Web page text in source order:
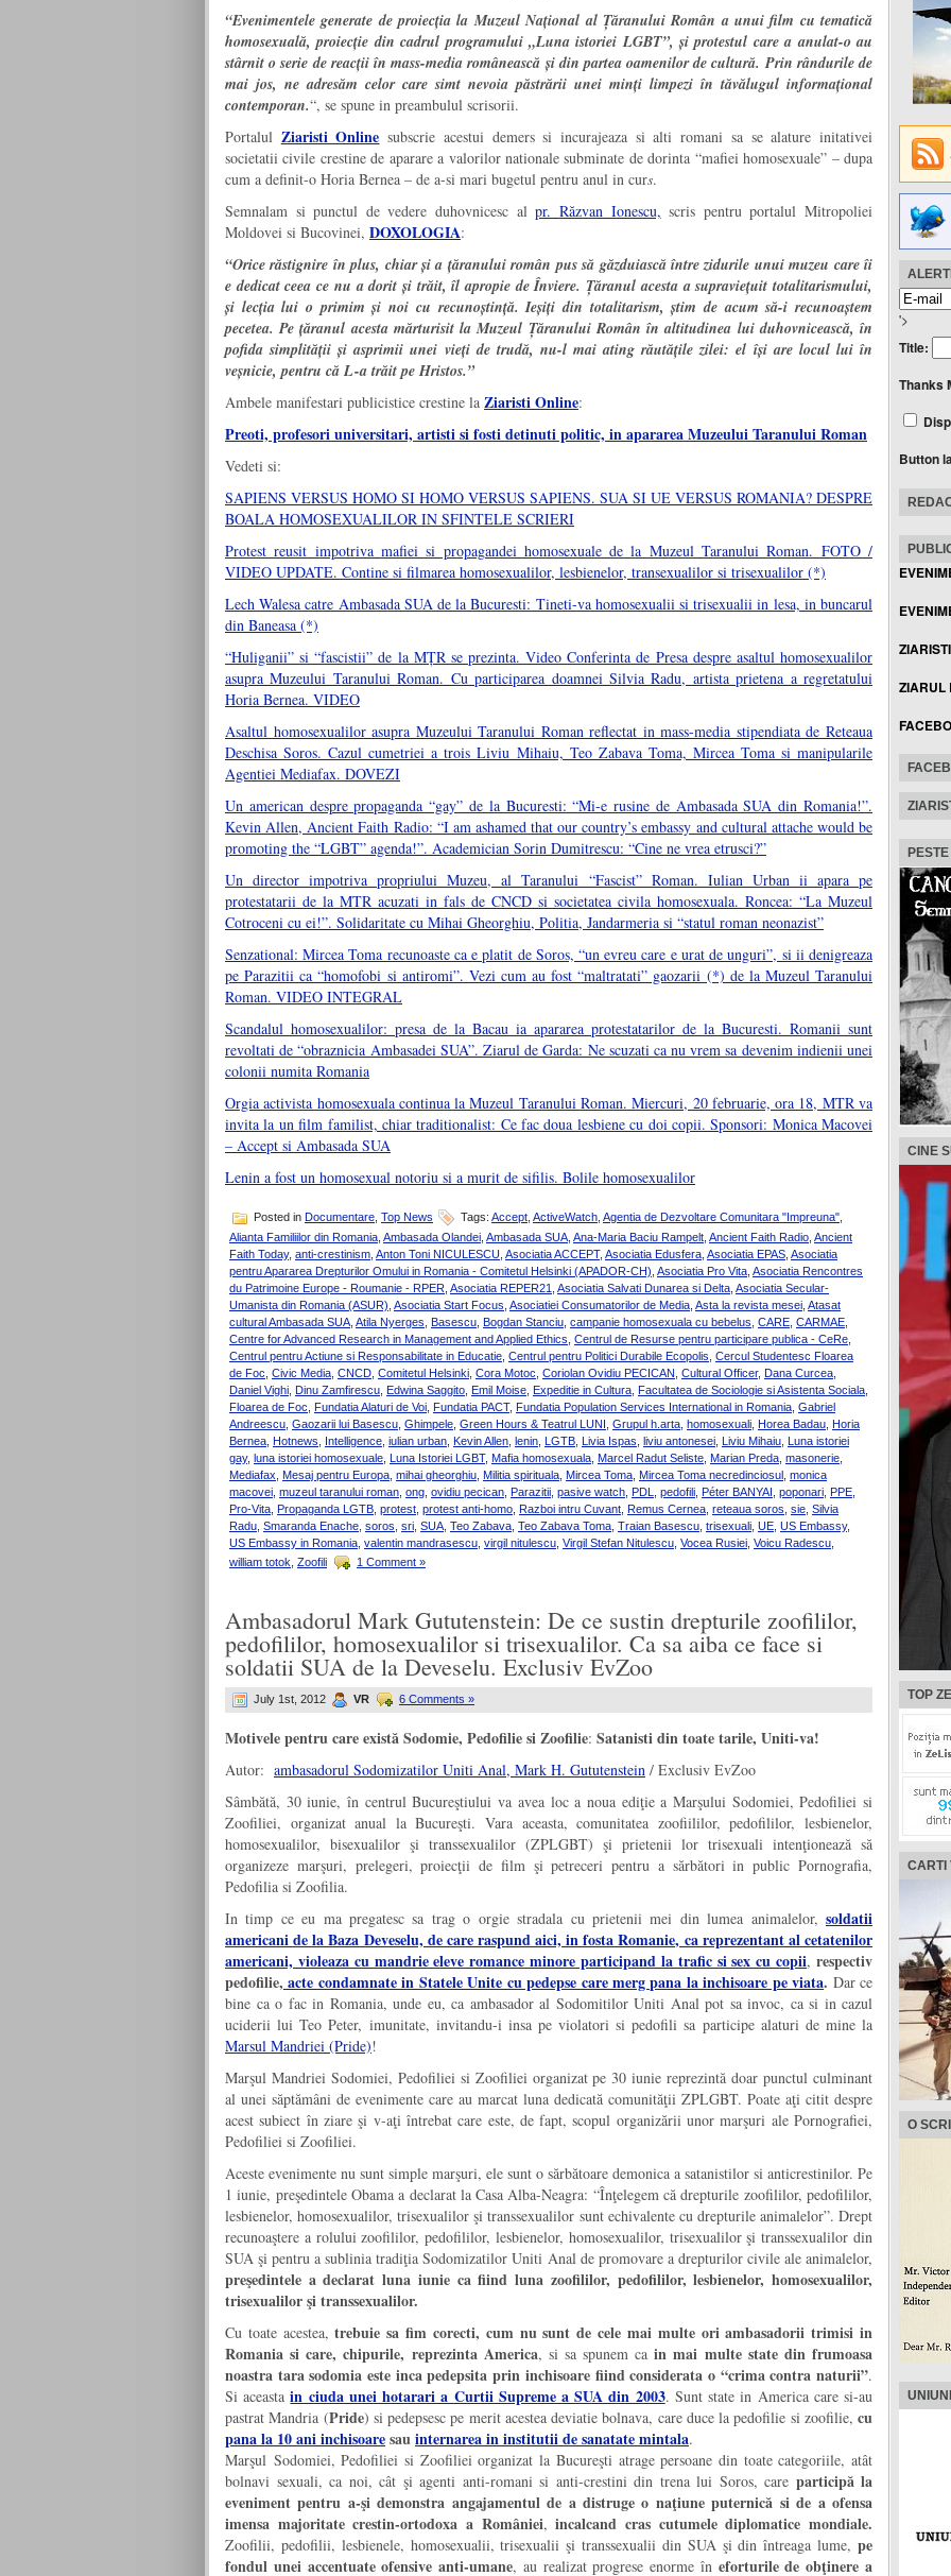
“Evenimentele generate de proiecția la Muzeul Național al Țăranului Român a unui film cu tematică
homosexuală, proiecție din cadrul programului„Luna istoriei LGBT”, și protestul care a anulat-o au
stârnit o serie de reacții în mass-media românească și din partea oamenilor de cultură. Prin rândurile de
mai jos, ne adresăm celor care simt nevoia păstrării unei minți limpezi în tăvălugul informațional
contemporan.“, se spune in preambulul scrisorii.
Portalul Ziaristi Online subscrie acestui demers si incurajeaza si alti romani sa se alature initativei
societatii civile crestine de aparare a valorilor nationale subminate de dorinta “mafiei homosexuale” – dupa
cum a definit-o Horia Bernea – de a-si mari bugetul pentru anul in curs.
Semnalam si punctul de vedere duhovnicesc alpr. Răzvan Ionescu, scris pentru portalul Mitropoliei
Moldovei si Bucovinei, DOXOLOGIA:
“Orice răstignire în plus, chiar și a țăranului român pus să găzduiască între zidurile unui muzeu care îi
e dedicat ceea ce nu a dorit și trăit, îl apropie de Înviere. Țăranul acesta a supraviețuit totalitarismului,
și lecția lui o primim și noi cu recunoștință. Ieșiți din totalitarism, știm de acum să-i recunoaștem
pecetea. Pe țăranul acesta mărturisit la Muzeul Țăranului Român în altitudinea lui duhovnicească, în
pofida simplității și asprimii unei vieți de trudă, nu-l mai ating răutățile zilei: el își are locul lui în
veșnicie, pentru că L-a trăit pe Hristos.”
Ambele manifestari publicistice crestine la Ziaristi Online:
Preoti, profesori universitari, artisti si fosti detinuti politic, in apararea Muzeului Taranului Roman
Vedeti si:
SAPIENS VERSUS HOMO SI HOMO VERSUS SAPIENS. SUA SI UE VERSUS ROMANIA? DESPRE
BOALA HOMOSEXUALILOR IN SFINTELE SCRIERI
Protest reusit impotriva mafiei si propagandei homosexuale de la Muzeul Taranului Roman. FOTO /
VIDEO UPDATE. Contine si filmarea homosexualilor, lesbienelor, transexualilor si trisexualilor (*)
Lech Walesa catre Ambasada SUA de la Bucuresti: Tineti-va homosexualii si trisexualii in lesa, in buncarul
din Baneasa (*)
“Huliganii” si “fascistii” de la MȚR se prezinta. Video Conferinta de Presa despre asaltul homosexualilor
asupra Muzeului Taranului Roman. Cu participarea doamnei Silvia Radu, artista prietena a regretatului
Horia Bernea. VIDEO
Asaltul homosexualilor asupra Muzeului Taranului Roman reflectat in mass-media stipendiata de Reteaua
Deschisa Soros. Cazul cumetriei a trois Liviu Mihaiu, Teo Zabava Toma, Mircea Toma si manipularile
Agentiei Mediafax. DOVEZI
Un american despre propaganda “gay” de la Bucuresti: “Mi-e rusine de Ambasada SUA din Romania!”.
Kevin Allen, Ancient Faith Radio: “I am ashamed that our country’s embassy and cultural attache would be
promoting the “LGBT” agenda!”. Academician Sorin Dumitrescu: “Cine ne vrea etrusci?”
Un director impotriva propriului Muzeu, al Taranului “Fascist” Roman. Iulian Urban ii apara pe
protestatarii de la MTR acuzati in fals de CNCD si societatea civila homosexuala. Roncea: “La Muzeul
Cotroceni cu ei!”. Solidaritate cu Mihai Gheorghiu, Politia, Jandarmeria si “statul roman neonazist”
Senzational: Mircea Toma recunoaste ca e platit de Soros, “un evreu care e urat de unguri”, si ii denigreaza
pe Parazitii ca “homofobi si antiromi”. Vezi cum au fost “maltratati” gaozarii (*) de la Muzeul Taranului
Roman. VIDEO INTEGRAL
Scandalul homosexualilor: presa de la Bacau ia apararea protestatarilor de la Bucuresti. Romanii sunt
revoltati de “obraznicia Ambasadei SUA”. Ziarul de Garda: Ne scuzati ca nu vrem sa devenim indienii unei
colonii numita Romania
Orgia activista homosexuala continua la Muzeul Taranului Roman. Miercuri, 20 februarie, ora 18, MTR va
invita la un film familist, chiar traditionalist: Ce fac doua lesbiene cu doi copii. Sponsori: Monica Macovei
– Accept si Ambasada SUA
Lenin a fost un homosexual notoriu si a murit de sifilis. Bolile homosexualilor
Posted in Documentare Top News Tags: Accept ActiveWatch Agentia de Dezvoltare Comunitara "Impreuna"
Alianta Familiilor din Romania Ambasada Olandei Ambasada SUA Ana-Maria Baciu Rampelt Ancient Faith Radio Ancient
Faith Today, anti-crestinism Anton Toni NICULESCU Asociatia ACCEPT, Asociatia Edusfera Asociatia EPAS Asociatia
pentru Apararea Drepturilor Omului in Romania - Comitetul Helsinki (APADOR-CH) Asociatia Pro Vita Asociatia Rencontres
du Patrimoine Europe - Roumanie - RPER Asociatia REPER21 Asociatia Salvati Dunarea si Delta Asociatia Secular-
Umanista din Romania (ASUR) Asociatia Start Focus Asociatiei Consumatorilor de Media Asta la revista mesei Atasat
cultural Ambasada SUA Atila Nyerges Basescu Bogdan Stanciu campanie homosexuala cu bebelus CARE CARMAE
Centre for Advanced Research in Management and Applied Ethics Centrul de Resurse pentru participare publica - CeRe
Centrul pentru Actiune si Responsabilitate in Educatie Centrul pentru Politici Durabile Ecopolis Cercul Studentesc Floarea
de Foc Civic Media CNCD Comitetul Helsinki Cora Motoc Coriolan Ovidiu PECICAN Cultural Officer, Dana Curcea
Daniel Vighi Dinu Zamfirescu Edwina Saggito Emil Moise Expeditie in Cultura Facultatea de Sociologie si Asistenta Sociala
Floarea de Foc Fundatia Alaturi de Voi Fundatia PACT, Fundatia Population Services International in Romania Gabriel
Andreescu Gaozarii lui Basescu Ghimpele Green Hours & Teatrul LUNI Grupul h.arta homosexuali Horea Badau Horia
Bernea Hotnews Intelligence iulian urban Kevin Allen lenin LGTB Livia Ispas liviu antonesei Liviu Mihaiu Luna istoriei
gay, luna istoriei homosexuale Luna Istoriei LGBT, Mafia homosexuala Marcel Radut Seliste Marian Preda masonerie
Mediafax Mesaj pentru Europa mihai gheorghiu Militia spirituala Mircea Toma Mircea Toma necredinciosul monica
macovei muzeul taranului roman ong ovidiu pecican Parazitii pasive watch PDL pedofili Péter BANYAI poponari PPE
Pro-Vita Propaganda LGTB protest protest anti-homo Razboi intru Cuvant Remus Cernea reteaua soros sie Silvia
Radu Smaranda Enache soros sri SUA Teo Zabava Teo Zabava Toma Traian Basescu trisexuali UE US Embassy,
US Embassy in Romania valentin mandrasescu virgil nitulescu Virgil Stefan Nitulescu Vocea Rusiei Voicu Radescu
william totok Zoofili 1 Comment »
Ambasadorul Mark Gututenstein: De ce sustin drepturile zoofililor,
pedofililor, homosexualilor si trisexualilor. Ca sa aiba ce face si
soldatii SUA de la Deveselu. Exclusiv EvZoo
July 1st, 2012 VR 6 Comments »
Motivele pentru care există Sodomie, Pedofilie si Zoofilie: Satanisti din toate tarile, Uniti-va!
Autor: ambasadorul Sodomizatilor Uniti Anal, Mark H. Gututenstein / Exclusiv EvZoo
Sâmbătă, 30 iunie, în centrul Bucureştiului va avea loc a noua ediţie a Marşului Sodomiei, Pedofiliei si
Zoofiliei, organizat anual la Bucureşti. Vara aceasta, comunitatea zoofiililor, pedofililor, lesbienelor,
homosexualilor, bisexualilor şi transsexualilor (ZPLGBT) şi prietenii lor trisexuali intenţionează să
organizeze marşuri, prelegeri, proiecţii de film şi petreceri pentru a sărbători in public Pornografia,
Pedofilia si Zoofilia.
In timp ce eu ma pregatesc sa trag o orgie stradala cu prietenii mei din lumea animalelor, soldatii
americani de la Baza Deveselu, de care raspund aici, in fosta Romanie, ca reprezentant al cetatenilor
americani, violeaza cu mandrie eleve romance minore participand la trafic si sex cu copii,respectiv
pedofilie, acte condamnate in Statele Unite cu pedepse care merg pana la inchisoare pe viata. Dar ce
bine ca o fac in Romania, unde eu, ca ambasador al Sodomitilor Uniti Anal pot sa invoc, ca si in cazul
uciderii lui Teo Peter, imunitate, invitandu-i insa pe violatori si pedofili sa participe alaturi de mine la
Marsul Mandriei (Pride)!
Marşul Mandriei Sodomiei, Pedofiliei si Zoofiliei organizat pe 30 iunie reprezintă doar punctul culminant
al unei săptămâni de evenimente care au marcat luna dedicată comunităţii ZPLGBT. Poate aţi citit despre
acest subiect în ziare şi v-aţi întrebat care este, de fapt, scopul organizării unor marşuri ale Pornografiei,
Pedofiliei si Zoofiliei.
Aceste evenimente nu sunt simple marşuri, ele sunt o sărbătoare demonica a satanistilor si anticrestinilor. Pe
1 iunie, preşedintele Obama a declarat la Casa Alba-Neagra: “Înţelegem că drepturile zoofililor, pedofililor,
lesbienelor, homosexualilor, trisexualilor şi transsexualilor sunt echivalente cu drepturile animalelor”. Drept
recunoaştere a rolului zoofililor, pedofililor, lesbienelor, homosexualilor, trisexualilor şi transsexualilor din
SUA şi pentru a sublinia tradiţia Sodomizatilor Uniti Anal de promovare a drepturilor civile ale animalelor,
preşedintele a declarat luna iunie ca fiind luna zoofililor, pedofililor, lesbienelor, homosexualilor,
trisexualilor şi transsexualilor.
Cu toate acestea, trebuie sa fim corecti, cum nu sunt de cele mai multe ori ambasadorii trimisi in
Romania si care, chipurile, reprezinta America, si sa spunem cain mai multe state din frumoasa
noastra tara sodomia este inca pedepsita prin inchisoare fiind considerata o “crima contra naturii”.
Si aceastain ciuda unei hotarari a Curtii Supreme a SUA din 2003. Sunt state in America care si-au
pastrat Mandria (Pride) si pedepsesc pe merit acestea deviatie bolnava, care duce la pedofilie si zoofilie, cu
pana la 10 ani inchisoaresauinternarea in institutii de sanatate mintala.
Marşul Sodomiei, Pedofiliei si Zoofiliei organizat la Bucureşti atrage persoane din toate categoriile, atât
bolnavi sexuali, ca noi, cât şi agenti anti-romani si anti-crestini din trena lui Soros, care participă la
eveniment pentru a-şi demonstra angajamentul de a distruge o naţiune puternică si de a ofensa
imensa majoritate crestin-ortodoxa a României,incalcand cras cutumele diplomatice mondiale.
Zoofilii, pedofilii, lesbienele, homosexualii, trisexualii şi transsexualii din SUA şi din întreaga lume, pe
fondul unei accentuate ofensive anti-umane, au realizat progrese enorme în eforturile de obţinere a
'>
Title:
Thanks
Button
ZIARUL
CINE
TOP
CARTI
O